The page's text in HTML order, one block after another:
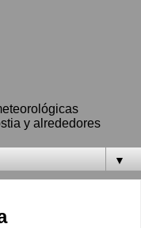
y alrededores
▼